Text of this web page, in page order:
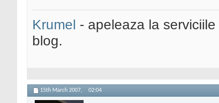
Krumel - apeleaza la
blog.
15th March 2007, 02:04